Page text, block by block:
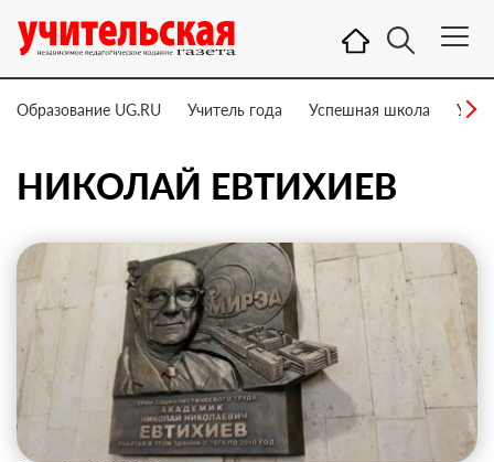
Образование UG.RU Учитель года Успешная школа
НИКОЛАЙ ЕВТИХИЕВ